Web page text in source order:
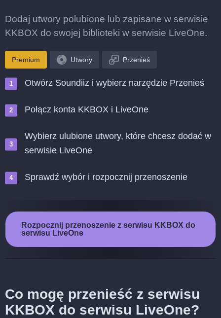
Dodaj utwory polubione lub zapisane w serwisie
KKBOX do swojej biblioteki w serwisie LiveOne.
Premium Utwory Przenieś
Otwórz Soundiiz i wybierz narzędzie Przenieś
Połącz konta KKBOX i LiveOne
Wybierz ulubione utwory, które chcesz dodać w
serwisie LiveOne
Sprawdź wybór i rozpocznij przenoszenie
Rozpocznij przenoszenie z serwisu KKBOX do
serwisu LiveOne
Co mogę przenieść z serwisu
KKBOX do serwisu LiveOne?